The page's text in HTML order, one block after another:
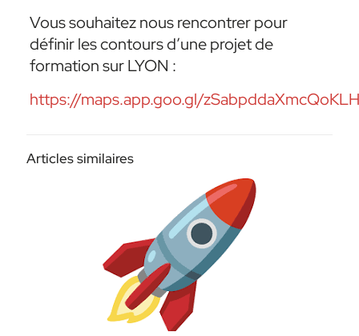
Vous souhaitez nous rencontrer pour
définir les contours d’une projet de
formation sur LYON :
https://maps.app.goo.gl/
Articles similaires